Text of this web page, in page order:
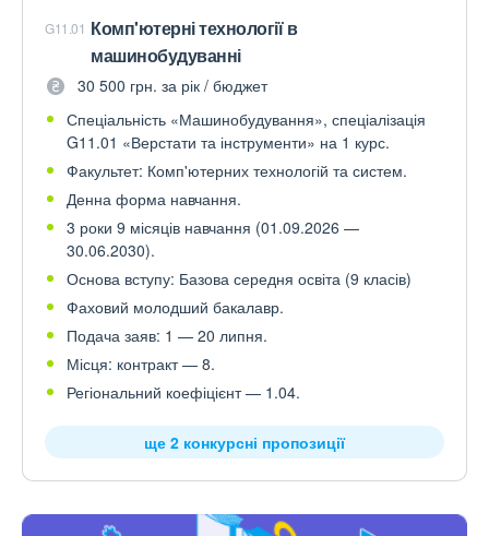
G11.01 Комп'ютерні технології в
машинобудуванні
30 500 грн. за рік / бюджет
Спеціальність «Машинобудування», спеціалізація
G11.01 «Верстати та інструменти» на 1 курс.
Факультет: Комп'ютерних технологій та систем.
Денна форма навчання.
3 роки 9 місяців навчання (01.09.2026 —
30.06.2030).
Основа вступу: Базова середня освіта (9 класів)
Фаховий молодший бакалавр.
Подача заяв: 1 — 20 липня.
Місця: контракт — 8.
Регіональний коефіцієнт — 1.04.
ще 2 конкурсні пропозиції